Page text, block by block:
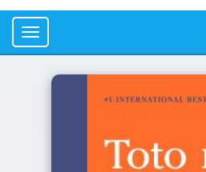
Toggle
navigation